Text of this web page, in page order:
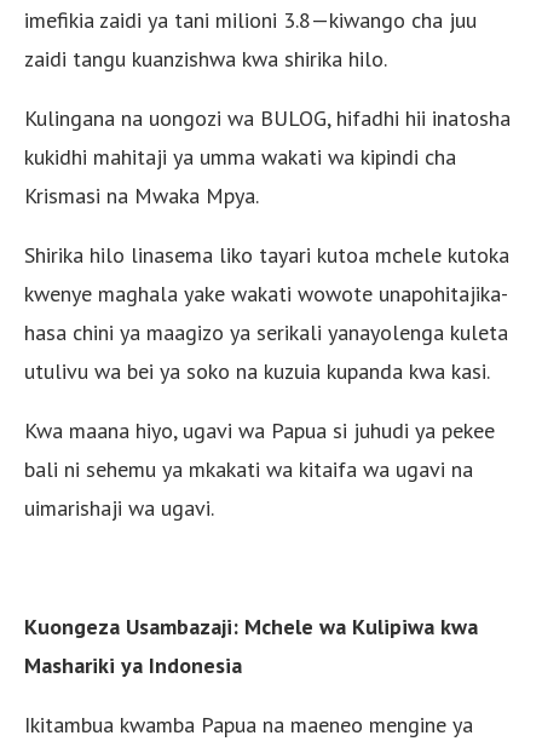
imefikia zaidi ya tani milioni 3.8—kiwango cha juu
zaidi tangu kuanzishwa kwa shirika hilo.
Kulingana na uongozi wa BULOG, hifadhi hii inatosha
kukidhi mahitaji ya umma wakati wa kipindi cha
Krismasi na Mwaka Mpya.
Shirika hilo linasema liko tayari kutoa mchele kutoka
kwenye maghala yake wakati wowote unapohitajika-
hasa chini ya maagizo ya serikali yanayolenga kuleta
utulivu wa bei ya soko na kuzuia kupanda kwa kasi.
Kwa maana hiyo, ugavi wa Papua si juhudi ya pekee
bali ni sehemu ya mkakati wa kitaifa wa ugavi na
uimarishaji wa ugavi.
Kuongeza Usambazaji: Mchele wa Kulipiwa kwa
Mashariki ya Indonesia
Ikitambua kwamba Papua na maeneo mengine ya